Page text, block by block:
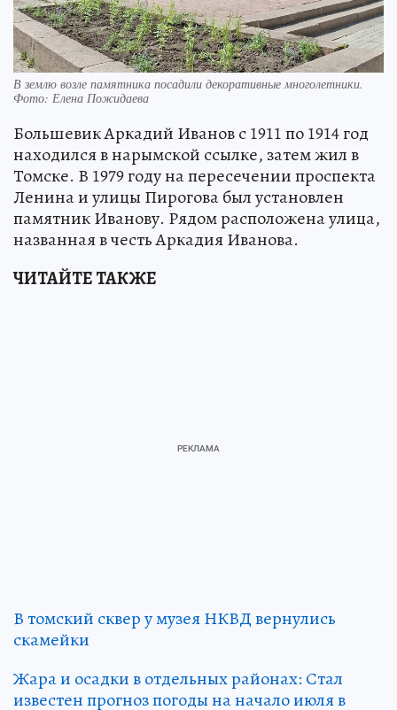
В землю возле памятника посадили декоративные многолетники.
Фото: Елена Пожидаева
Большевик Аркадий Иванов с 1911 по 1914 год
находился в нарымской ссылке, затем жил в
Томске. В 1979 году на пересечении проспекта
Ленина и улицы Пирогова был установлен
памятник Иванову. Рядом расположена улица,
названная в честь Аркадия Иванова.
ЧИТАЙТЕ ТАКЖЕ
В томский сквер у музея НКВД вернулись
скамейки
Жара и осадки в отдельных районах: Стал
известен прогноз погоды на начало июля в